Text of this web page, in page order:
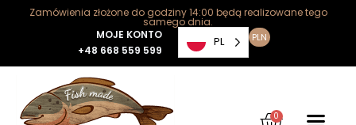
Zamówienia złożone do godziny 14:00 będą realizowane tego
samego dnia.
MOJE KONTO
+48 668 559 599
PL PLN
0